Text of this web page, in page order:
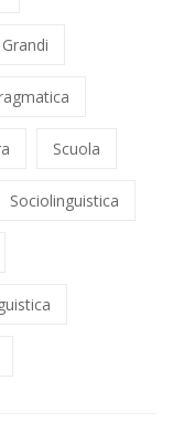
Scuola
Sociolinguistica